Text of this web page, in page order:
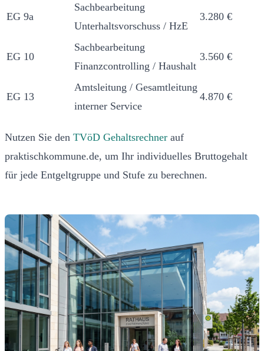
EG 9a
Sachbearbeitung
Unterhaltsvorschuss / HzE
3.280 €
EG 10
Sachbearbeitung
Finanzcontrolling / Haushalt
3.560 €
EG 13
Amtsleitung / Gesamtleitung
interner Service
4.870 €
Nutzen Sie den TVöD Gehaltsrechner auf
praktischkommune.de, um Ihr individuelles Bruttogehalt
für jede Entgeltgruppe und Stufe zu berechnen.